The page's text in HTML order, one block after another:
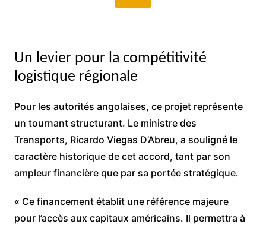
Un levier pour la compétitivité
logistique régionale
Pour les autorités angolaises, ce projet représente
un tournant structurant. Le ministre des
Transports, Ricardo Viegas D’Abreu, a souligné le
caractère historique de cet accord, tant par son
ampleur financière que par sa portée stratégique.
« Ce financement établit une référence majeure
pour l’accès aux capitaux américains. Il permettra à